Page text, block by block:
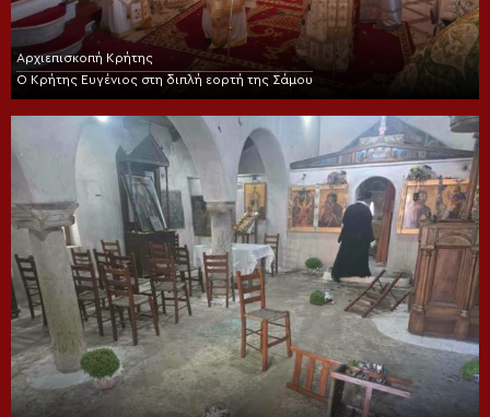
Αρχιεπισκοπή Κρήτης
Ο Κρήτης Ευγένιος στη διπλή εορτή της Σάμου